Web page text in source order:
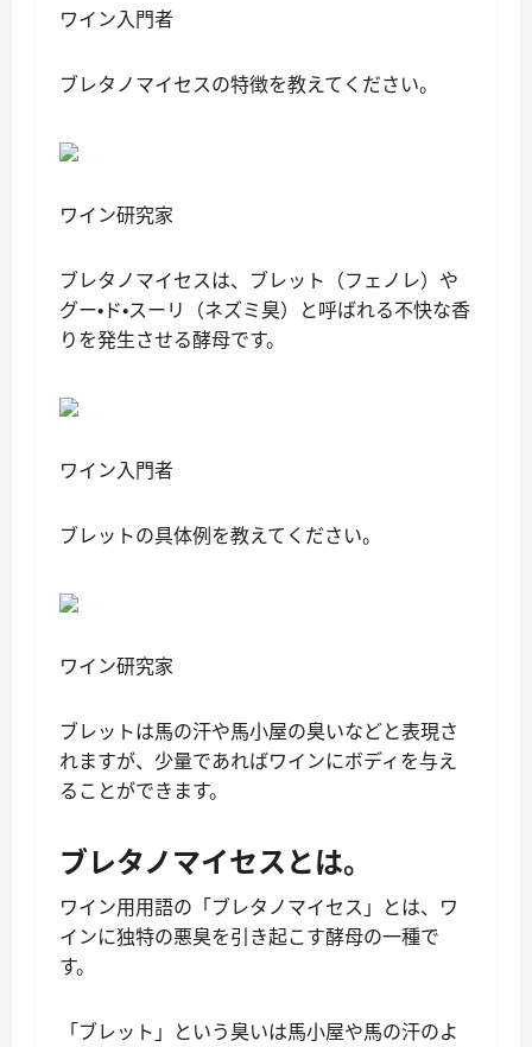
ワイン入門者
ブレタノマイセスの特徴を教えてください。
ワイン研究家
ブレタノマイセスは、ブレット（フェノレ）や
グー・ド・スーリ（ネズミ臭）と呼ばれる不快な香
りを発生させる酵母です。
ワイン入門者
ブレットの具体例を教えてください。
ワイン研究家
ブレットは馬の汗や馬小屋の臭いなどと表現さ
れますが、少量であればワインにボディを与え
ることができます。
ブレタノマイセスとは。
ワイン用用語の「ブレタノマイセス」とは、ワ
インに独特の悪臭を引き起こす酵母の一種で
す。
「ブレット」という臭いは馬小屋や馬の汗のよ